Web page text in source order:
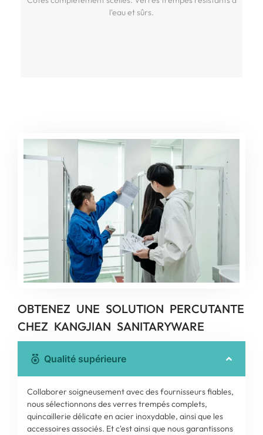
l'eau et sûrs.
l'eau et sûrs.
OBTENEZ UNE SOLUTION PERCUTANTE
CHEZ KANGJIAN SANITARYWARE
Qualité supérieure
Collaborer soigneusement avec des fournisseurs fiables,
nous sélectionnons des verres trempés complets,
quincaillerie délicate en acier inoxydable, ainsi que les
accessoires associés. Et c'est ainsi que nous garantissons